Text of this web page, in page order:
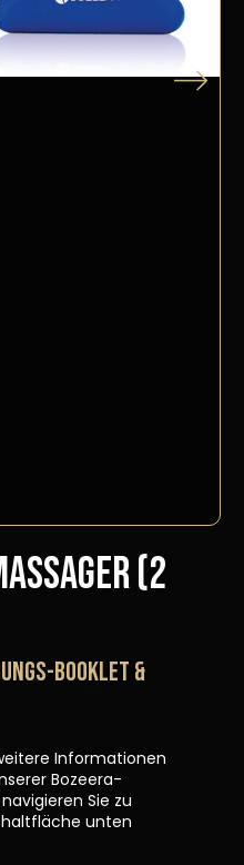
(2
BOOKLET &
Informationen
Bozeera-
Sie zu
unten